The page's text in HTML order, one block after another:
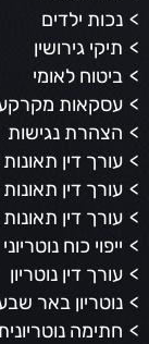
נכות ילדים
תיקי גירושין
ביטוח לאומי
עסקאות
הצהרת נגישות
עורך דין
עורך דין
עורך דין
ייפוי כוח נוטריוני
עורך דין נוטריון
נוטריון באר
חתימה